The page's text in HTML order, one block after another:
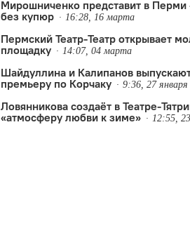
Мирошниченко представит в
без купюр
16:28, 16 марта
Пермский Театр-Театр открывает
площадку
14:07, 04 марта
Шайдуллина и Калипанов
премьеру по Корчаку
9:36, 27 января
Ловянникова создаёт в Театре-
«атмосферу любви к зиме»
12:55,